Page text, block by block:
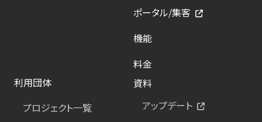
ポータル/集客
機能
料金
利用団体
プロジェクト一覧
資料
アップデート